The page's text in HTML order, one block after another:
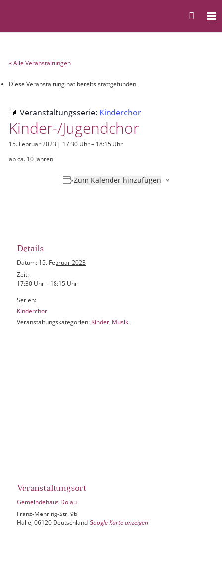
« Alle Veranstaltungen
Diese Veranstaltung hat bereits stattgefunden.
Veranstaltungsserie: Kinderchor
Kinder-/Jugendchor
15. Februar 2023 | 17:30 Uhr– 18:15 Uhr
ab ca. 10 Jahren
Zum Kalender hinzufügen
Details
Datum: 15. Februar 2023
Zeit:
17:30 Uhr – 18:15 Uhr
Serien:
Kinderchor
Veranstaltungskategorien: Kinder, Musik
Veranstaltungsort
Gemeindehaus Dölau
Franz-Mehring-Str. 9b
Halle, 06120 Deutschland Google Karte anzeigen